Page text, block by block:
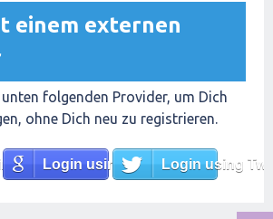
einem externen
folgenden Provider, um Dich
ohne Dich neu zu registrieren.
Facebook
Login using GoogleLogin using